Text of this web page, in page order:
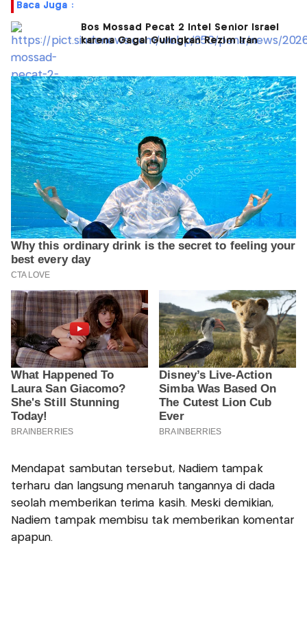
Baca Juga :
Bos Mossad Pecat 2 Intel Senior Israel
karena Gagal Gulingkan Rezim Iran
Mendapat sambutan tersebut, Nadiem tampak
terharu dan langsung menaruh tangannya di dada
seolah memberikan terima kasih. Meski demikian,
Nadiem tampak membisu tak memberikan komentar
apapun.